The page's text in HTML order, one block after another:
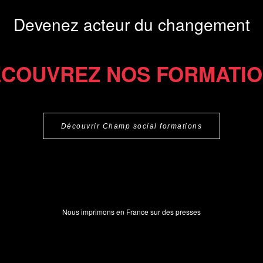
Devenez acteur du changement
NOS
Découvrir Champ social formations
Nous imprimons en France sur des presses